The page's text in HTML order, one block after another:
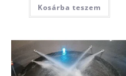
Kosárba teszem